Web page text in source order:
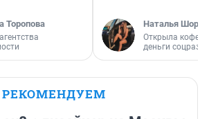
Торопова Наталья
Открыла
деньги
РЕКОМЕНДУЕМ